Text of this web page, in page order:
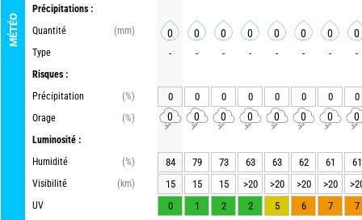
MÉTÉO
Précipitations :
Quantité
(mm)
Type
Risques :
Précipitation
(%)
Orage
(%)
Luminosité :
Humidité
(%)
Visibilité
(km)
UV
0 0 0 0 0 0 0 0
- - - - - - - -
0 0 0 0 0 0 0 0
0 0 0 0 0 0 0 0
84 79 73 63 63 62 61
61
15
15 15 >20 >20 >20 >20
0
1 2 2 5 6 7 7